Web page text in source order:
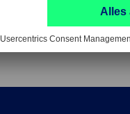
Schleiffeilen